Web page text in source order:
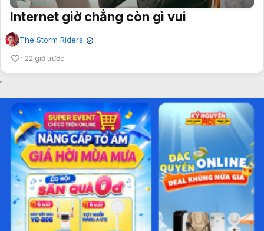
Internet giờ chẳng còn gì vui
The Storm Riders ✔
22 giờ trước